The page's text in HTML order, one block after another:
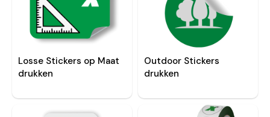
Losse Stickers op Maat
drukken
Outdoor Stickers
drukken